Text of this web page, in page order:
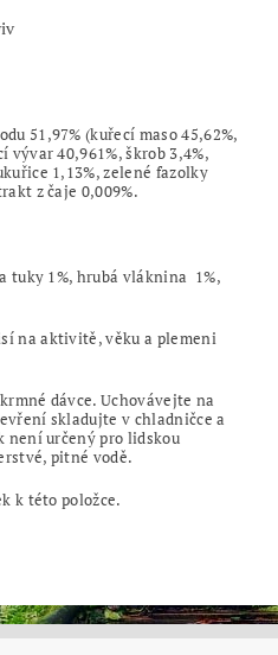
51,97% (kuřecí maso 45,62%,
vývar 40,961%, škrob 3,4%,
1,13%, zelené fazolky
z čaje 0,009%.
tuky 1%, hrubá vláknina 1%,
na aktivitě, věku a plemeni
dávce. Uchovávejte na
skladujte v chladničce a
není určený pro lidskou
pitné vodě.
k této položce.